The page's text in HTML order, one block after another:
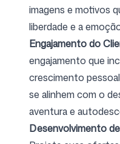
imagens e motivos
liberdade e a
Engajamento do
engajamento que
crescimento
se alinhem com o
aventura e
Desenvolvimento